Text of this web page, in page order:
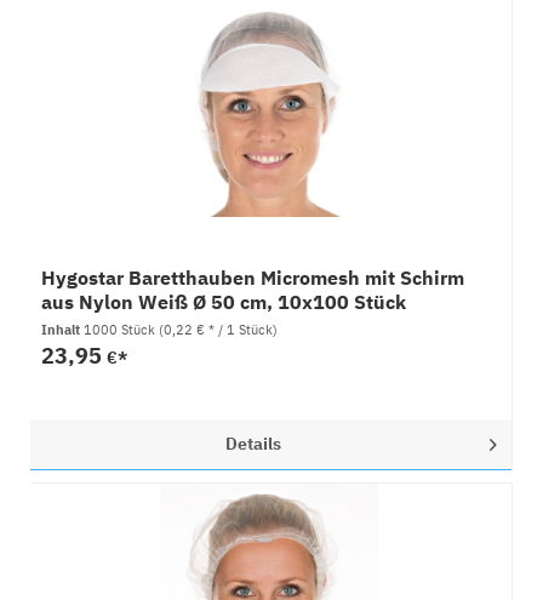
Hygostar Baretthauben Micromesh mit Schirm
aus Nylon Weiß Ø 50 cm, 10x100 Stück
Inhalt1000 Stück (0,22 € * / 1 Stück)
23,95€*
Details